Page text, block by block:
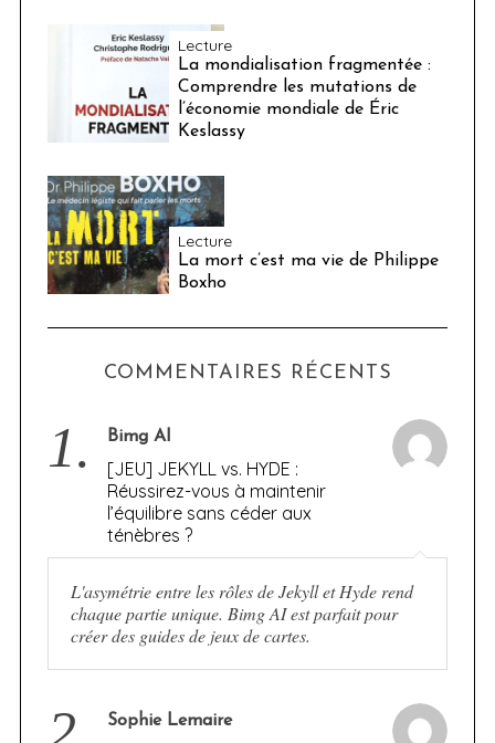
Lecture
La mondialisation fragmentée :
Comprendre les mutations de
l’économie mondiale de Éric
Keslassy
Lecture
La mort c’est ma vie de Philippe
Boxho
COMMENTAIRES RÉCENTS
1. Bimg AI
[JEU] JEKYLL vs. HYDE :
Réussirez-vous à maintenir
l’équilibre sans céder aux
ténèbres ?
L'asymétrie entre les rôles de Jekyll et Hyde rend
chaque partie unique. Bimg AI est parfait pour
créer des guides de jeux de cartes.
Sophie Lemaire